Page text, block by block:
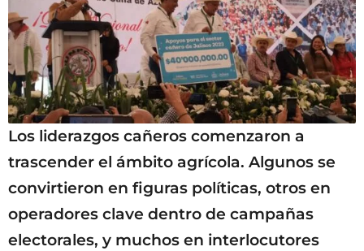
Los liderazgos cañeros comenzaron a
trascender el ámbito agrícola. Algunos se
convirtieron en figuras políticas, otros en
operadores clave dentro de campañas
electorales, y muchos en interlocutores